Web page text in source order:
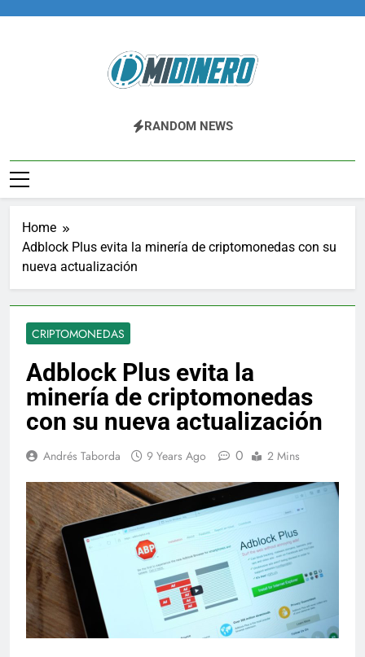
Midinero.co
Fintech, Criptomonedas
RANDOM NEWS
Home
Adblock Plus evita la minería de criptomonedas con su
nueva actualización
CRIPTOMONEDAS
Adblock Plus evita la
minería de criptomonedas
con su nueva actualización
Andrés Taborda 9 Years Ago 0 2 Mins